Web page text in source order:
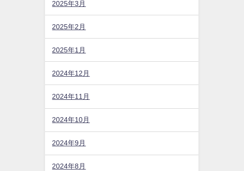
2025年3月
2025年2月
2025年1月
2024年12月
2024年11月
2024年10月
2024年9月
2024年8月